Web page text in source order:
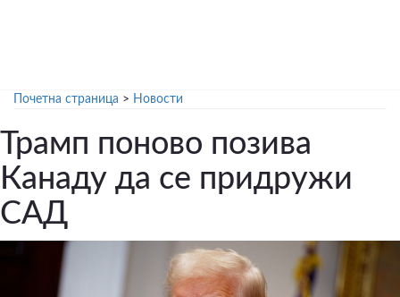
Почетна страница > Новости
Трамп поново позива
Канаду да се придружи
САД